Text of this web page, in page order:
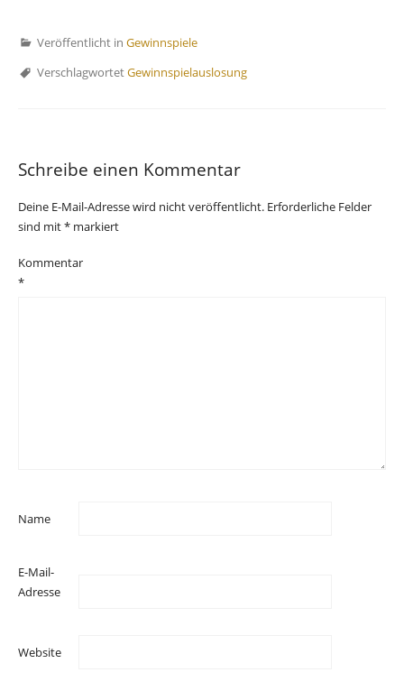
Veröffentlicht in Gewinnspiele
VerschlagwortetGewinnspielauslosung
Schreibe einen Kommentar
Deine E-Mail-Adresse wird nicht veröffentlicht. Erforderliche Felder
sind mit* markiert
Kommentar
*
Name
E-Mail-
Adresse
Website